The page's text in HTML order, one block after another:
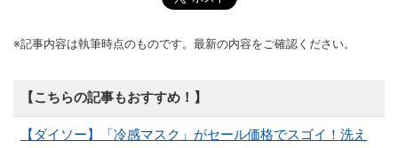
※記事内容は執筆時点のものです。最新の内容をご確認ください。
【こちらの記事もおすすめ！】
【ダイソー】「冷感マスク」がセール価格でスゴイ！洗え